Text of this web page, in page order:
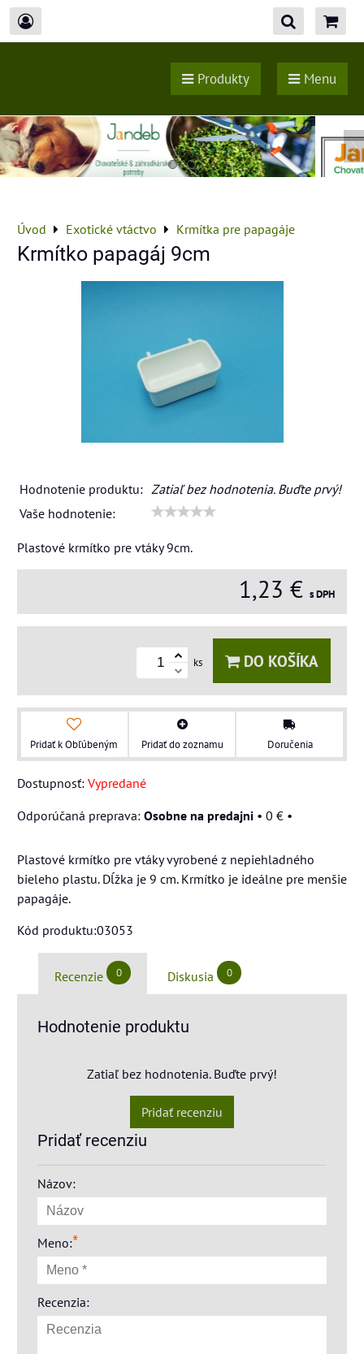
Produkty Menu
Úvod Exotické vtáctvo Krmítka pre papagáje
Krmítko papagáj 9cm
Hodnotenie produktu: Zatiaľ bez hodnotenia. Buďte prvý!
Vaše hodnotenie:
Plastové krmítko pre vtáky 9cm.
1,23 € s DPH
ks DO KOŠÍKA
Pridať k Obľúbeným Pridať do zoznamu Doručenia
Dostupnosť: Vypredané
Osobne na predajni • 0 € •
Plastové krmítko pre vtáky vyrobené z nepiehladného
bieleho plastu. Dĺžka je 9 cm. Krmítko je ideálne pre menšie
papagáje.
Kód produktu:03053
Recenzie 0 Diskusia 0
Hodnotenie produktu
Zatiaľ bez hodnotenia. Buďte prvý!
Pridať recenziu
Pridať recenziu
Názov:
Meno:*
Recenzia: